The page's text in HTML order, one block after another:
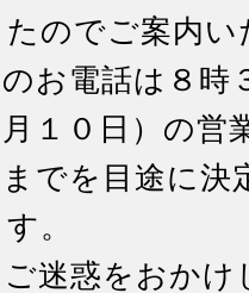
のでご案内い
お電話は８時
１０日）の営
までを目途に
。
迷惑をおか